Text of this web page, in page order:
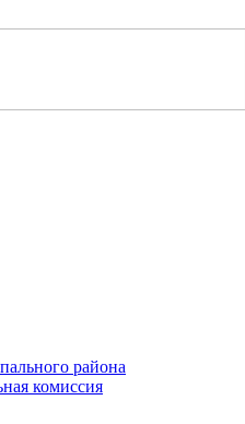
района
комиссия